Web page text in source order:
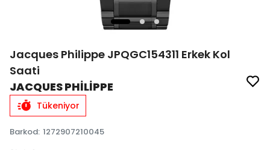
Jacques Philippe JPQGC154311 Erkek Kol
Saati
JACQUES PHİLİPPE
Tükeniyor
Barkod: 1272907210045